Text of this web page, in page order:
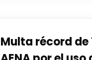
Multa récord de